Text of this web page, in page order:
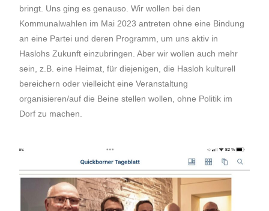
bringt. Uns ging es genauso. Wir wollen bei den
Kommunalwahlen im Mai 2023 antreten ohne eine Bindung
an eine Partei und deren Programm, um uns aktiv in
Haslohs Zukunft einzubringen. Aber wir wollen auch mehr
sein, z.B. eine Heimat, für diejenigen, die Hasloh kulturell
bereichern oder vielleicht eine Veranstaltung
organisieren/auf die Beine stellen wollen, ohne Politik im
Dorf zu machen.